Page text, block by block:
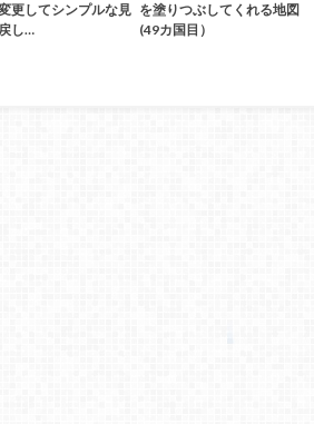
更してシンプルな見
し…
を塗りつぶしてくれる地図
(49カ国目）